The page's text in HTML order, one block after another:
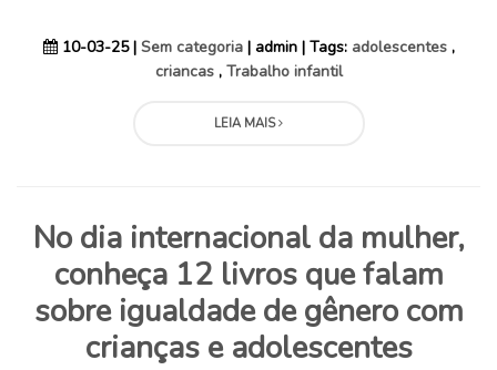
10-03-25 | Sem categoria| admin | Tags: adolescentes,
criancas, Trabalho infantil
LEIA MAIS
No dia internacional da mulher,
conheça 12 livros que falam
sobre igualdade de gênero com
crianças e adolescentes